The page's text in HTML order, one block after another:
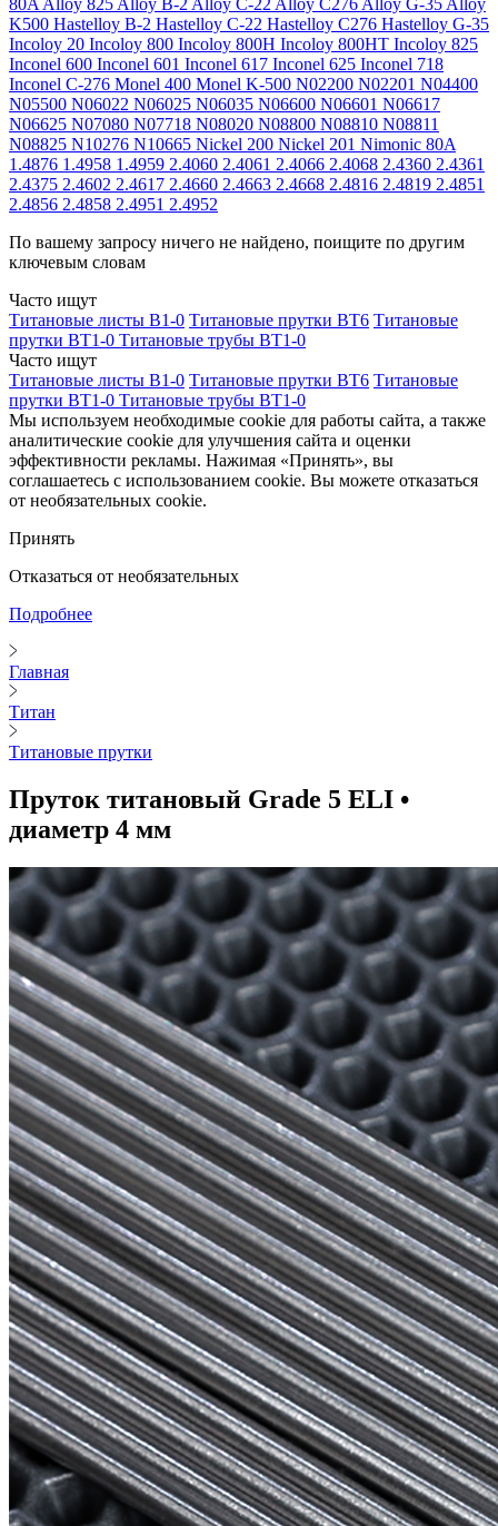
80A Alloy 825 Alloy B-2 Alloy C-22 Alloy C276 Alloy G-35 Alloy
K500 Hastelloy B-2 Hastelloy C-22 Hastelloy C276 Hastelloy G-35
Incoloy 20 Incoloy 800 Incoloy 800H Incoloy 800HT Incoloy 825
Inconel 600 Inconel 601 Inconel 617 Inconel 625 Inconel 718
Inconel C-276 Monel 400 Monel K-500 N02200 N02201 N04400
N05500 N06022 N06025 N06035 N06600 N06601 N06617
N06625 N07080 N07718 N08020 N08800 N08810 N08811
N08825 N10276 N10665 Nickel 200 Nickel 201 Nimonic 80A
1.4876 1.4958 1.4959 2.4060 2.4061 2.4066 2.4068 2.4360 2.4361
2.4375 2.4602 2.4617 2.4660 2.4663 2.4668 2.4816 2.4819 2.4851
2.4856 2.4858 2.4951 2.4952
По вашему запросу ничего не найдено, поищите по другим
ключевым словам
Часто ищут
Титановые листы В1-0 Титановые прутки ВТ6 Титановые
прутки ВТ1-0 Титановые трубы ВТ1-0
Часто ищут
Титановые листы В1-0 Титановые прутки ВТ6 Титановые
прутки ВТ1-0 Титановые трубы ВТ1-0
Мы используем необходимые cookie для работы сайта, а также
аналитические cookie для улучшения сайта и оценки
эффективности рекламы. Нажимая «Принять», вы
соглашаетесь с использованием cookie. Вы можете отказаться
от необязательных cookie.
Принять
Отказаться от необязательных
Подробнее
Главная
Титан
Титановые прутки
Пруток титановый Grade 5 ELI •
диаметр 4 мм